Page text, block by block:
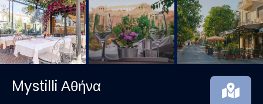
Mystilli Αθήνα